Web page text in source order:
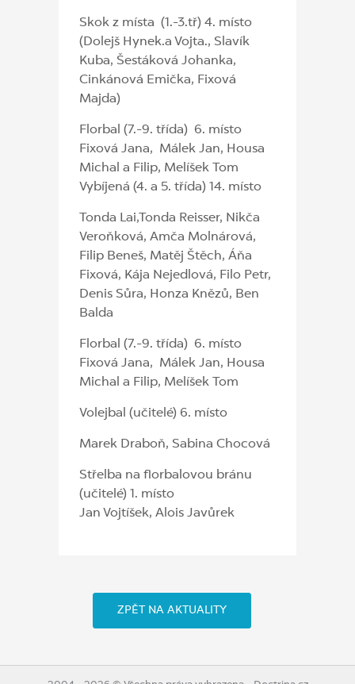
Skok z místa (1.-3.tř) 4. místo
(Dolejš Hynek.a Vojta., Slavík
Kuba, Šestáková Johanka,
Cinkánová Emička, Fixová
Majda)
Florbal (7.-9. třída) 6. místo
Fixová Jana, Málek Jan, Housa
Michal a Filip, Melíšek Tom
Vybíjená (4. a 5. třída) 14. místo
Tonda Lai,Tonda Reisser, Nikča
Veroňková, Amča Molnárová,
Filip Beneš, Matěj Štěch, Áňa
Fixová, Kája Nejedlová, Filo Petr,
Denis Sůra, Honza Knězů, Ben
Balda
Florbal (7.-9. třída) 6. místo
Fixová Jana, Málek Jan, Housa
Michal a Filip, Melíšek Tom
Volejbal (učitelé) 6. místo
Marek Draboň, Sabina Chocová
Střelba na florbalovou bránu
(učitelé) 1. místo
Jan Vojtíšek, Alois Javůrek
ZPĚT NA AKTUALITY